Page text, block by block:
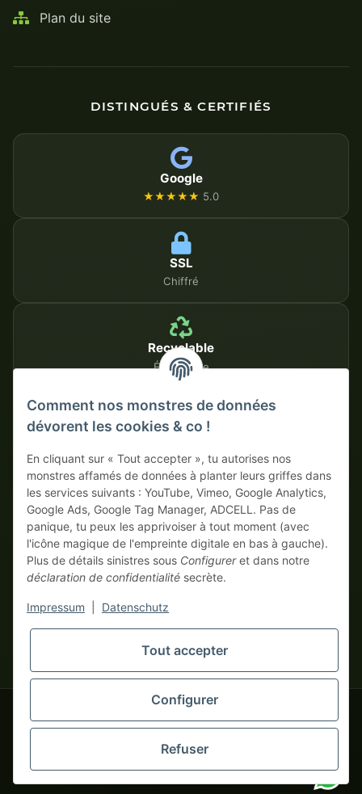
Plan du site
DISTINGUÉS & CERTIFIÉS
Google
★★★★★ 5.0
SSL
Chiffré
Recyclable
Écologique
MÉTHODES DE PAIEMENT SÉCURISÉES
Sur facture Paiement anticipé avec escompte
vrais monstres business commandent ! Vente uniquement aux
entrepreneurs (§ 14 BGB), aucun client particulier (§ 13 BGB).
Les prix en devises étrangères sont indicatifs et se basent sur le
taux de change actuel. La devise contractuelle est l'euro (EUR).
© 2020-2026 tapemonster - Tous droits réservés. Design by
Des milliers de clients satisfaits depuis 2020
Comment nos monstres de données
dévorent les cookies & co !
En cliquant sur « Tout accepter », tu autorises nos
monstres affamés de données à planter leurs griffes dans
les services suivants : YouTube, Vimeo, Google Analytics,
Google Ads, Google Tag Manager, ADCELL. Pas de
panique, tu peux les apprivoiser à tout moment (avec
l'icône magique de l'empreinte digitale en bas à gauche).
Plus de détails sinistres sous Configureret dans notre
déclaration de confidentialité secrète.
Impressum Datenschutz
Tout accepter
Configurer
Refuser